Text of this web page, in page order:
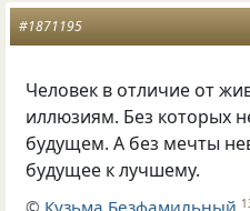
#1871195
Человек в отличие от
иллюзиям. Без которых
будущем. А без мечты
будущее к лучшему.
© Кузьма Безфамильный